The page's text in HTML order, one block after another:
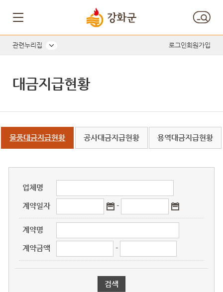
관련누리집 로그인회원가입
대금지급현황
물품대금지급현황 공사대금지급현황 용역대금지급현황
업체명
계약일자 -
계약명
계약금액 -